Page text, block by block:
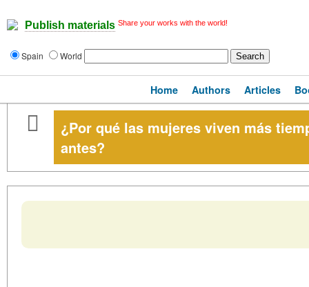
Publish materials Share your works with the world!
Spain World
Home Authors Articles
¿Por qué las mujeres viven más
antes?